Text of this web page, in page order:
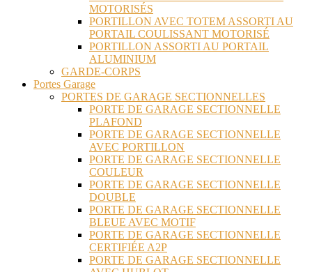
MOTORISÉS
PORTILLON AVEC TOTEM ASSORTI AU
PORTAIL COULISSANT MOTORISÉ
PORTILLON ASSORTI AU PORTAIL
ALUMINIUM
GARDE-CORPS
Portes Garage
PORTES DE GARAGE SECTIONNELLES
PORTE DE GARAGE SECTIONNELLE
PLAFOND
PORTE DE GARAGE SECTIONNELLE
AVEC PORTILLON
PORTE DE GARAGE SECTIONNELLE
COULEUR
PORTE DE GARAGE SECTIONNELLE
DOUBLE
PORTE DE GARAGE SECTIONNELLE
BLEUE AVEC MOTIF
PORTE DE GARAGE SECTIONNELLE
CERTIFIÉE A2P
PORTE DE GARAGE SECTIONNELLE